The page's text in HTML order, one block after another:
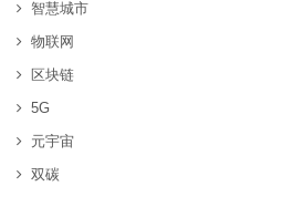
智慧城市
物联网
区块链
5G
元宇宙
双碳